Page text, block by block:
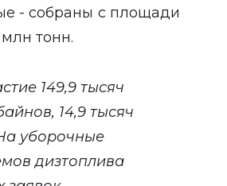
- собраны с площади
тонн.
149,9 тысяч
14,9 тысяч
уборочные
дизтоплива